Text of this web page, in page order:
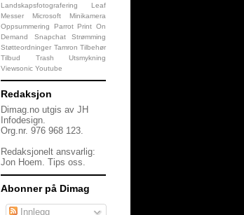
Landskapsfotografering
Leaf
Messer
Microsoft
Minikamera
Oppsummering
Parrot Print On
Demand
Snapchat
Strømming
Støtteordninger Tamron Tilbehør
Tilbud
Trash
Utsmykning
Viewsonic Youtube
Redaksjon
Dimag.no utgis av JH
Infodesign.
Org.nr. 976 968 123.
Redaksjonelt ansvarlig:
Jon Hoem. Tips oss.
Abonner på Dimag
Innlegg